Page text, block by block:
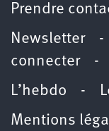
Prendre
Newsletter
connecter-
L’hebdo -
Mentions